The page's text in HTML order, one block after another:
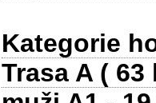
Kategorie
Trasa A ( 63